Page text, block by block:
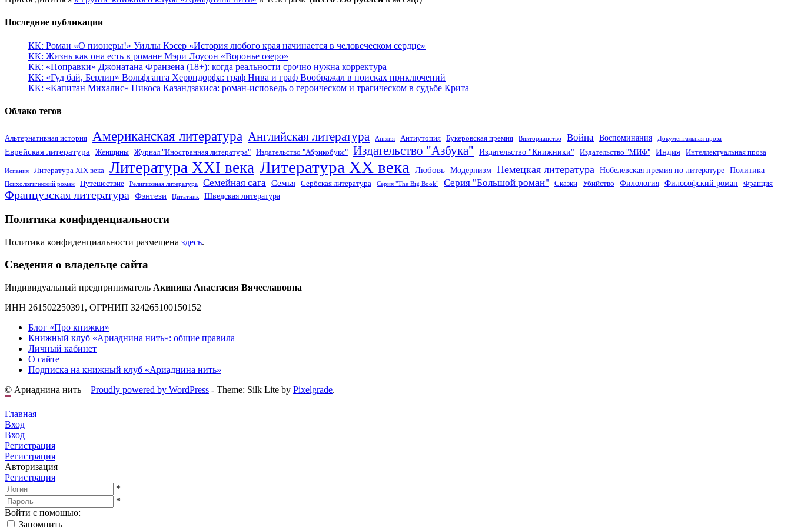
Последние публикации
КК: Роман «О пионеры!» Уиллы Кэсер «История любого края начинается в человеческом сердце»
КК: Жизнь как она есть в романе Мэри Лоусон «Воронье озеро»
КК: «Поправки» Джонатана Франзена (18+): когда реальности срочно нужна корректура
КК: «Гуд бай, Берлин» Вольфганга Херрндорфа: граф Нива и граф Воображал в поисках приключений
КК: «Капитан Михалис» Никоса Казандзакиса: роман-исповедь о героическом и трагическом в судьбе Крита
Облако тегов
Альтернативная история Американская литература Английская литература Англия Антиутопия Букеровская премия Викторианство Война Воспоминания Документальная проза
Еврейская литература Женщины Журнал "Иностранная литература" Издательство "Абрикобукс" Издательство "Азбука" Издательство "Книжники" Издательство "МИФ" Индия Интеллектуальная проза
Испания Литература XIX века Литература XXI века Литература XX века Любовь Модернизм Немецкая литература Нобелевская премия по литературе Политика
Психологический роман Путешествие Религиозная литература Семейная сага Семья Сербская литература Серия "The Big Book" Серия "Большой роман" Сказки Убийство Филология Философский роман Франция
Французская литература Фэнтези Цитатник Шведская литература
Политика конфиденциальности
Политика конфиденциальности размещена здесь.
Сведения о владельце сайта
Индивидуальный предприниматель Акинина Анастасия Вячеславовна
ИНН 261502250391, ОГРНИП 324265100150152
Блог «Про книжки»
Книжный клуб «Ариаднина нить»: общие правила
Личный кабинет
О сайте
Подписка на книжный клуб «Ариаднина нить»
© Ариаднина нить – Proudly powered by WordPress - Theme: Silk Lite by Pixelgrade.
Главная
Вход
Вход
Регистрация
Регистрация
Авторизация
Регистрация
*
*
Войти с помощью:
Запомнить